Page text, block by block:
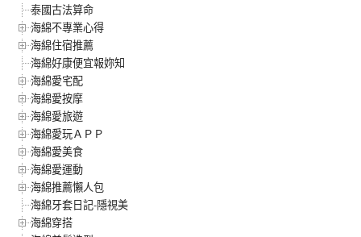
泰國古法算命
海綿不專業心得
海綿住宿推薦
海綿好康便宜報妳知
海綿愛宅配
海綿愛按摩
海綿愛旅遊
海綿愛玩ＡＰＰ
海綿愛美食
海綿愛運動
海綿推薦懶人包
海綿牙套日記-隱視美
海綿穿搭